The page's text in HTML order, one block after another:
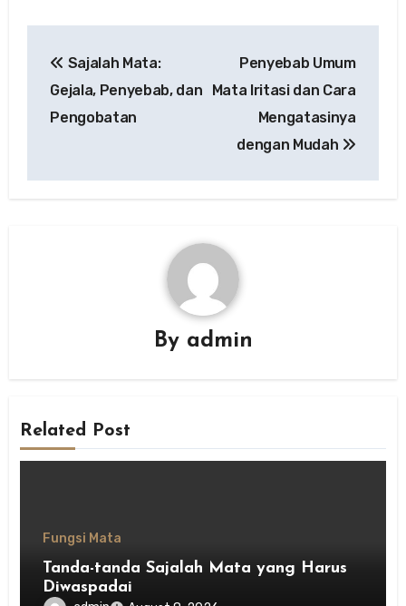
navigation
Sajalah Mata:
Gejala, Penyebab, dan
Pengobatan
Penyebab Umum
Mata Iritasi dan Cara
Mengatasinya
dengan Mudah
By admin
Related Post
Fungsi Mata
Tanda-tanda Sajalah Mata yang Harus
Diwaspadai